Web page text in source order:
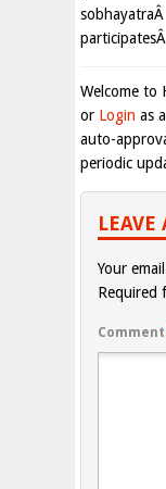
Welcome to
or Login as
auto-
periodic
LEAVE
Your
Required
Comment